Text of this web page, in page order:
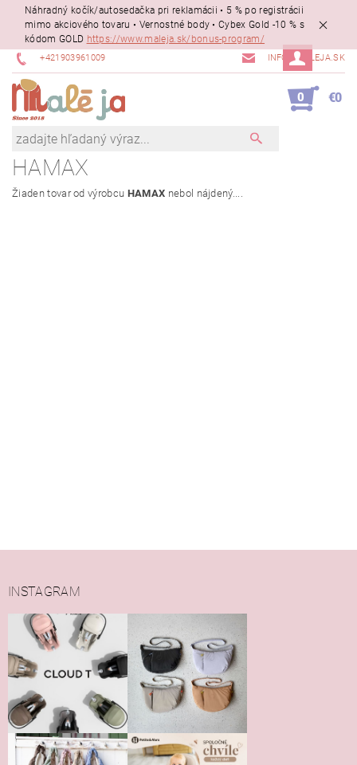
Náhradný kočík/autosedačka pri reklamácii • 5 % po registrácii
mimo akciového tovaru • Vernostné body • Cybex Gold -10 % s
kódom GOLD https://www.maleja.sk/bonus-program/
+421903961009 INFO@MALEJA.SK
0 €0
HAMAX
Žiaden tovar od výrobcu HAMAX nebol nájdený....
INSTAGRAM